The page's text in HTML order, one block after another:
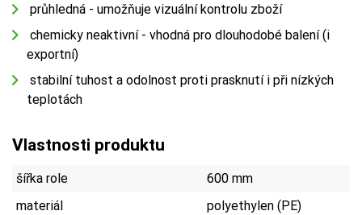
průhledná - umožňuje vizuální kontrolu zboží
chemicky neaktivní - vhodná pro dlouhodobé balení (i
exportní)
stabilní tuhost a odolnost proti prasknutí i při nízkých
teplotách
Vlastnosti produktu
šířka role
600 mm
materiál
polyethylen (PE)